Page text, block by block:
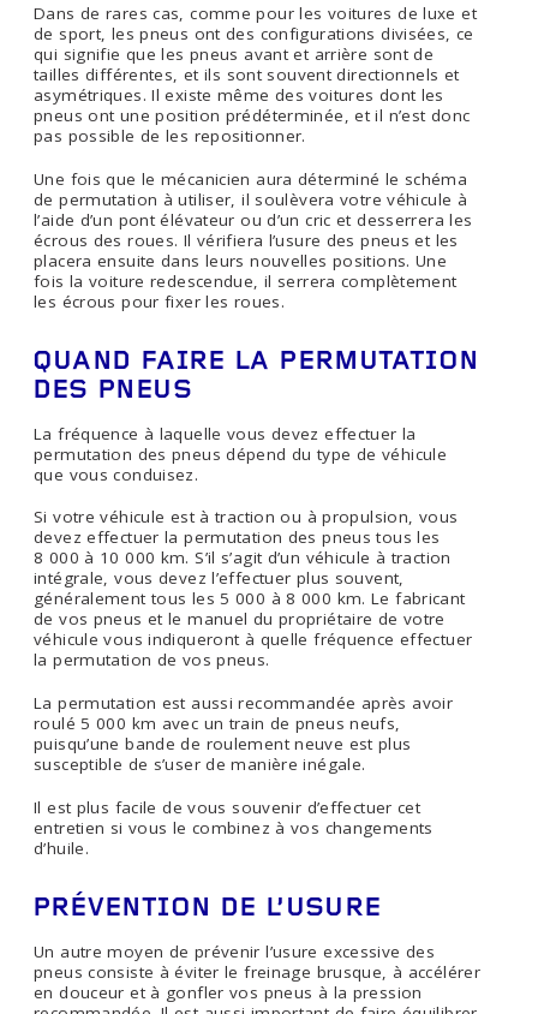
Dans de rares cas, comme pour les voitures de luxe et
de sport, les pneus ont des configurations divisées, ce
qui signifie que les pneus avant et arrière sont de
tailles différentes, et ils sont souvent directionnels et
asymétriques. Il existe même des voitures dont les
pneus ont une position prédéterminée, et il n’est donc
pas possible de les repositionner.
Une fois que le mécanicien aura déterminé le schéma
de permutation à utiliser, il soulèvera votre véhicule à
l’aide d’un pont élévateur ou d’un cric et desserrera les
écrous des roues. Il vérifiera l’usure des pneus et les
placera ensuite dans leurs nouvelles positions. Une
fois la voiture redescendue, il serrera complètement
les écrous pour fixer les roues.
QUAND FAIRE LA PERMUTATION
DES PNEUS
La fréquence à laquelle vous devez effectuer la
permutation des pneus dépend du type de véhicule
que vous conduisez.
Si votre véhicule est à traction ou à propulsion, vous
devez effectuer la permutation des pneus tous les
8 000 à 10 000 km. S’il s’agit d’un véhicule à traction
intégrale, vous devez l’effectuer plus souvent,
généralement tous les 5 000 à 8 000 km. Le fabricant
de vos pneus et le manuel du propriétaire de votre
véhicule vous indiqueront à quelle fréquence effectuer
la permutation de vos pneus.
La permutation est aussi recommandée après avoir
roulé 5 000 km avec un train de pneus neufs,
puisqu’une bande de roulement neuve est plus
susceptible de s’user de manière inégale.
Il est plus facile de vous souvenir d’effectuer cet
entretien si vous le combinez à vos changements
d’huile.
PRÉVENTION DE L’USURE
Un autre moyen de prévenir l’usure excessive des
pneus consiste à éviter le freinage brusque, à accélérer
en douceur et à gonfler vos pneus à la pression